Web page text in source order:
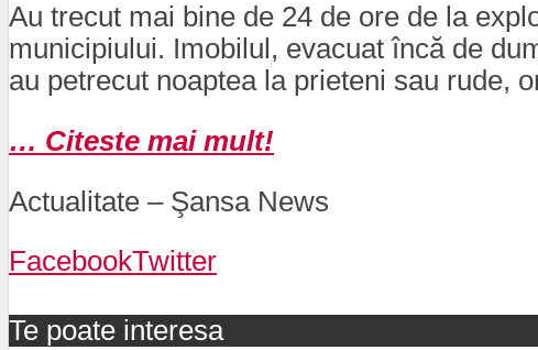
Au trecut mai bine de 24 de ore de la
municipiului. Imobilul, evacuat încă de
au petrecut noaptea la prieteni sau rude,
… Citeste mai mult!
Actualitate – Şansa News
FacebookTwitter
Te poate interesa